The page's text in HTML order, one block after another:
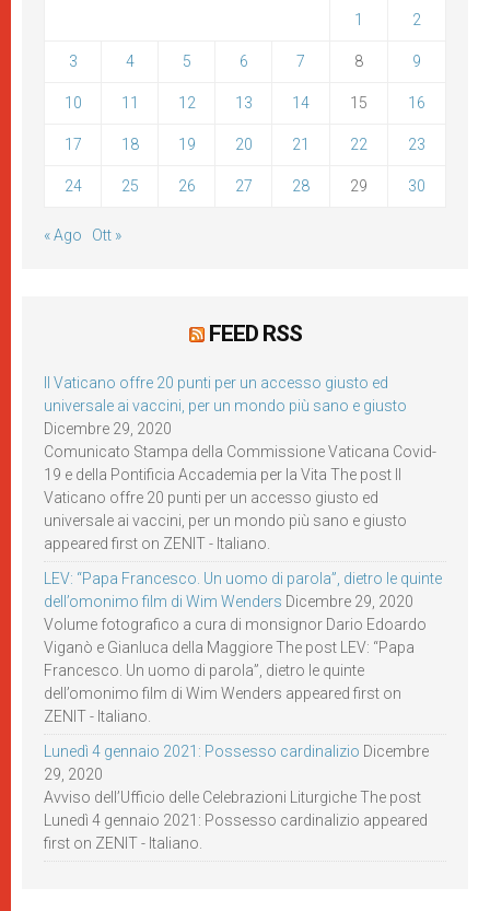
1 2
3 4 5 6 7 8 9
10 11 12 13 14 15 16
17 18 19 20 21 22 23
24 25 26 27 28 29 30
« Ago Ott »
FEED RSS
Il Vaticano offre 20 punti per un accesso giusto ed
universale ai vaccini, per un mondo più sano e giusto
Dicembre 29, 2020
Comunicato Stampa della Commissione Vaticana Covid-
19 e della Pontificia Accademia per la Vita The post Il
Vaticano offre 20 punti per un accesso giusto ed
universale ai vaccini, per un mondo più sano e giusto
appeared first on ZENIT - Italiano.
LEV: “Papa Francesco. Un uomo di parola”, dietro le quinte
dell’omonimo film di Wim Wenders Dicembre 29, 2020
Volume fotografico a cura di monsignor Dario Edoardo
Viganò e Gianluca della Maggiore The post LEV: “Papa
Francesco. Un uomo di parola”, dietro le quinte
dell’omonimo film di Wim Wenders appeared first on
ZENIT - Italiano.
Lunedì 4 gennaio 2021: Possesso cardinalizio Dicembre
29, 2020
Avviso dell’Ufficio delle Celebrazioni Liturgiche The post
Lunedì 4 gennaio 2021: Possesso cardinalizio appeared
first on ZENIT - Italiano.